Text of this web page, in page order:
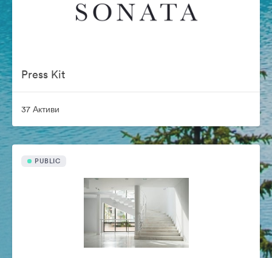
Press Kit
37 Активи
PUBLIC